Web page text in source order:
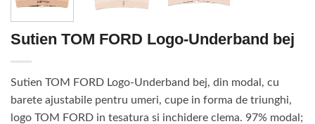
Sutien TOM FORD Logo-Underband bej
Sutien TOM FORD Logo-Underband bej, din modal, cu
barete ajustabile pentru umeri, cupe in forma de triunghi,
logo TOM FORD in tesatura si inchidere clema. 97% modal;